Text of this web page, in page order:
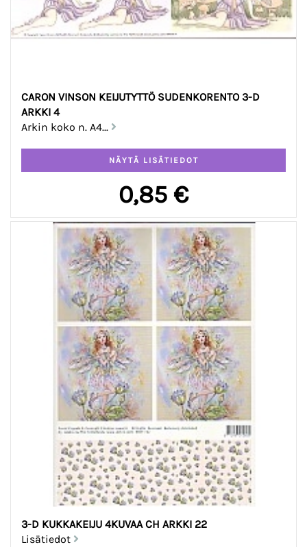
CARON VINSON KEIJUTYTTÖ SUDENKORENTO 3-D
ARKKI 4
Arkin koko n. A4...
0,85 €
3-D KUKKAKEIJU 4KUVAA CH ARKKI 22
Lisätiedot